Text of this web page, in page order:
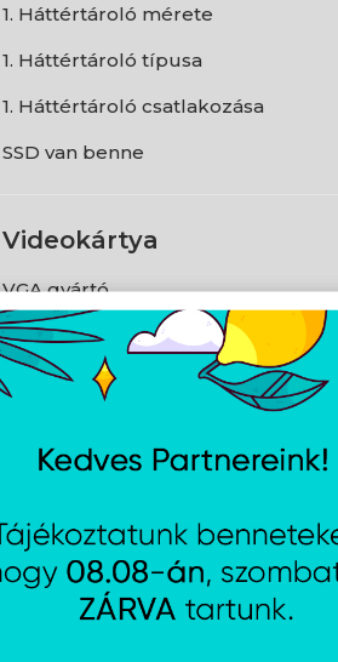
1. Háttértároló mérete
1. Háttértároló típusa
1. Háttértároló csatlakozása
SSD van benne
Videokártya
VGA gyártó
VGA család
VGA típusa
Operációs rendszer
Operációs rendszer
Csatlakozók